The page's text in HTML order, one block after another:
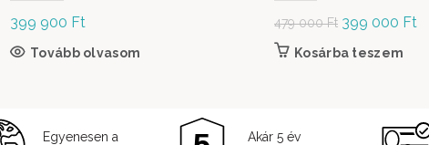
399 900 Ft
Tovább olvasom
479 000Ft Original
price was:
399 000 Ft
Kosárba teszem
Egyenesen a
Akár 5 év